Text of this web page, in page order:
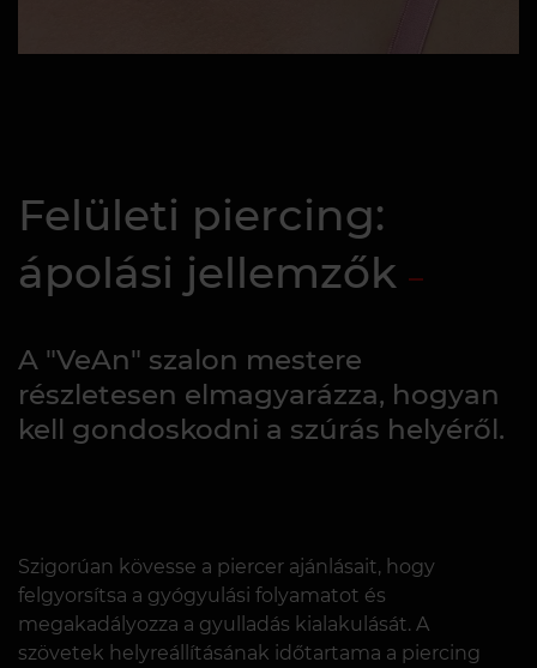
Felületi piercing:
ápolási jellemzők
A "VeAn" szalon mestere
részletesen elmagyarázza, hogyan
kell gondoskodni a szúrás helyéről.
Szigorúan kövesse a piercer ajánlásait, hogy
felgyorsítsa a gyógyulási folyamatot és
megakadályozza a gyulladás kialakulását. A
szövetek helyreállításának időtartama a piercing